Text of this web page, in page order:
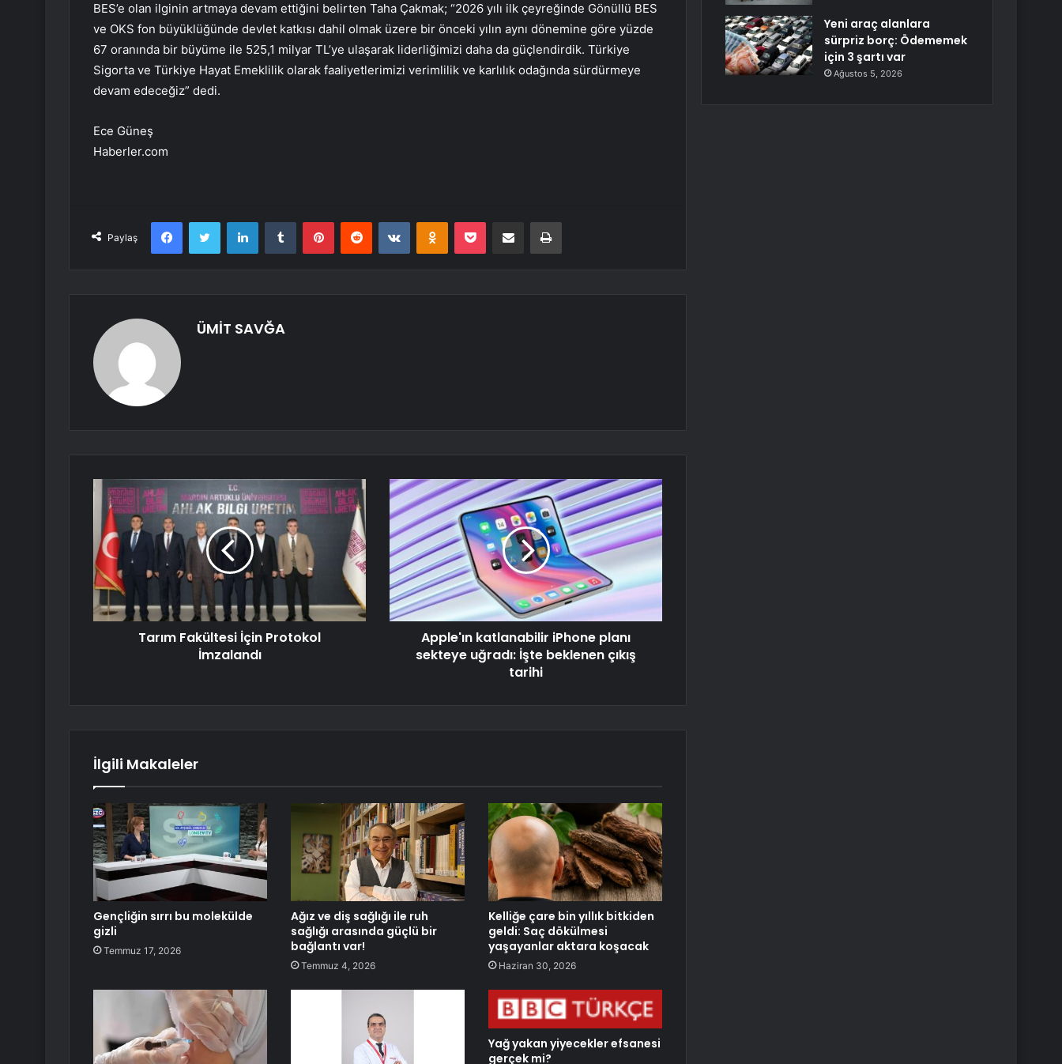
BES’e olan ilginin artmaya devam ettiğini belirten Taha Çakmak; “2026 yılı ilk çeyreğinde Gönüllü BES
ve OKS fon büyüklüğünde devlet katkısı dahil olmak üzere bir önceki yılın aynı dönemine göre yüzde
67 oranında bir büyüme ile 525,1 milyar TL’ye ulaşarak liderliğimizi daha da güçlendirdik. Türkiye
Sigorta ve Türkiye Hayat Emeklilik olarak faaliyetlerimizi verimlilik ve karlılık odağında sürdürmeye
devam edeceğiz” dedi.
Ece Güneş
Haberler.com
Paylaş
FacebookTwitter LinkedInTumblr PinterestReddit VKontakteOdnoklassniki
Pocket E-Posta ile paylaş Yazdır
ÜMİT SAVĞA
Tarım Fakültesi İçin Protokol
İmzalandı
Apple'ın katlanabilir iPhone planı
sekteye uğradı: İşte beklenen çıkış
tarihi
İlgili Makaleler
Gençliğin sırrı bu molekülde
gizli
Temmuz 17, 2026
Ağız ve diş sağlığı ile ruh
sağlığı arasında güçlü bir
bağlantı var!
Temmuz 4, 2026
Kelliğe çare bin yıllık bitkiden
geldi: Saç dökülmesi
yaşayanlar aktara koşacak
Haziran 30, 2026
Yağ yakan yiyecekler efsanesi
gerçek mi?
Yeni araç alanlara
sürpriz borç: Ödememek
için 3 şartı var
Ağustos 5, 2026